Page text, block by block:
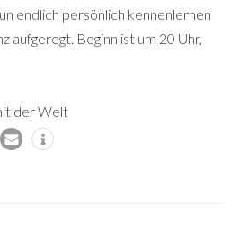
endlich persönlich kennenlernen
aufgeregt. Beginn ist um 20 Uhr,
der Welt